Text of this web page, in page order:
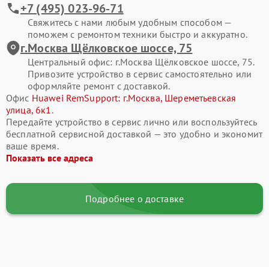
компонентов или программные ошибки со временем
приводят к сбоям. Своевременное обращение в сервис
помогает сохранить ресурс устройства и избежать
дорогостоящего восстановления в будущем.
Типовые поломки смартфонов Huawei
В процессе ремонта мы чаще всего сталкиваемся со
следующими неисправностями смартфона Huawei Nova 15:
разбитый экран, отсутствие изображения или
некорректная работа сенсора;
смартфон не включается или самопроизвольно
быстрая разрядка аккумулятора, проблемы с зарядкой;
не работает камера, динамик или микрофон;
+7 (495) 023-96-71
Свяжитесь с нами любым удобным способом —
поможем с ремонтом техники быстро и аккуратно.
г.Москва Щёлковское шоссе, 75
Центральный офис: г.Москва Щёлковское шоссе, 75.
Привозите устройство в сервис самостоятельно или
оформляйте ремонт с доставкой.
Офис Huawei RemSupport: г.Москва, Шереметьевская
улица, 6к1.
Передайте устройство в сервис лично или воспользуйтесь
бесплатной сервисной доставкой — это удобно и экономит
ваше время.
Показать все адреса
Подробнее о доставке